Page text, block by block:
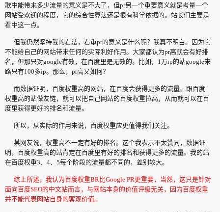
歌中能带来多少流量的意义是不大了，但pr另一个重要意义就是考量一个
网站受欢迎的程度，它的综合性算法还是很有科学依据的。站长们主要是
看中这一点。
但我仍然坚持我的看法，看重pr的意义是什么呢？我真不明白。因为它
不能给自己的网站带来任何的实际利好作用。大家都认为pr高就会有好排
名，但那只对google有效，在百度里是无效的。比如，1万ip的站google来
路只有100多ip。那么，pr高又如何？
而数据证明，百度权重高的网站，在百度会获得更多的流量。跟百度
权重高的站做友链，就可以把自己网站的百度权重拉高，从而就可以在百
度里获得更好的排名和流量。
所以，从实际的作用来说，百度权重应更值得我们关注。
某网友说，权重高不一定有好的排名。这个我表示不太赞同，数据证
明，百度权重高的站肯定在百度里有好的排名和获得更多的流量。我的站
在百度权重3、4、5每个阶段的流量都不同的，差别较大。
综上所述，我认为百度权重BR比Google PR更重要，当然，这只是针对
面向百度SEO的中文站而言，与网站本身的价值评级无关，因为百度权重
并不能代表网站自身的客观价值。